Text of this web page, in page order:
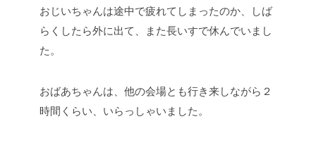
おじいちゃんは途中で疲れてしまったのか、しば
らくしたら外に出て、また長いすで休んでいまし
た。
おばあちゃんは、他の会場とも行き来しながら２
時間くらい、いらっしゃいました。